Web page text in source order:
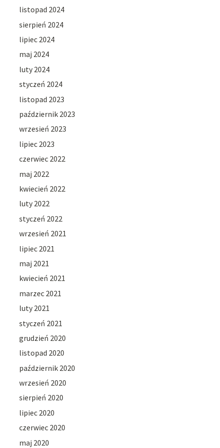
listopad 2024
sierpień 2024
lipiec 2024
maj 2024
luty 2024
styczeń 2024
listopad 2023
październik 2023
wrzesień 2023
lipiec 2023
czerwiec 2022
maj 2022
kwiecień 2022
luty 2022
styczeń 2022
wrzesień 2021
lipiec 2021
maj 2021
kwiecień 2021
marzec 2021
luty 2021
styczeń 2021
grudzień 2020
listopad 2020
październik 2020
wrzesień 2020
sierpień 2020
lipiec 2020
czerwiec 2020
maj 2020